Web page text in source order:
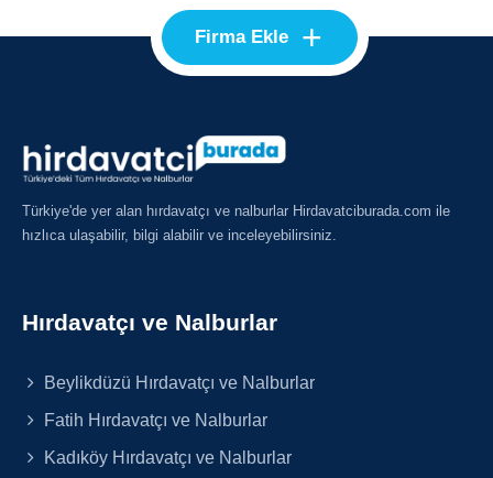
Firma Ekle +
Türkiye'de yer alan hırdavatçı ve nalburlar Hirdavatciburada.com ile
hızlıca ulaşabilir, bilgi alabilir ve inceleyebilirsiniz.
Hırdavatçı ve Nalburlar
Beylikdüzü Hırdavatçı ve Nalburlar
Fatih Hırdavatçı ve Nalburlar
Kadıköy Hırdavatçı ve Nalburlar